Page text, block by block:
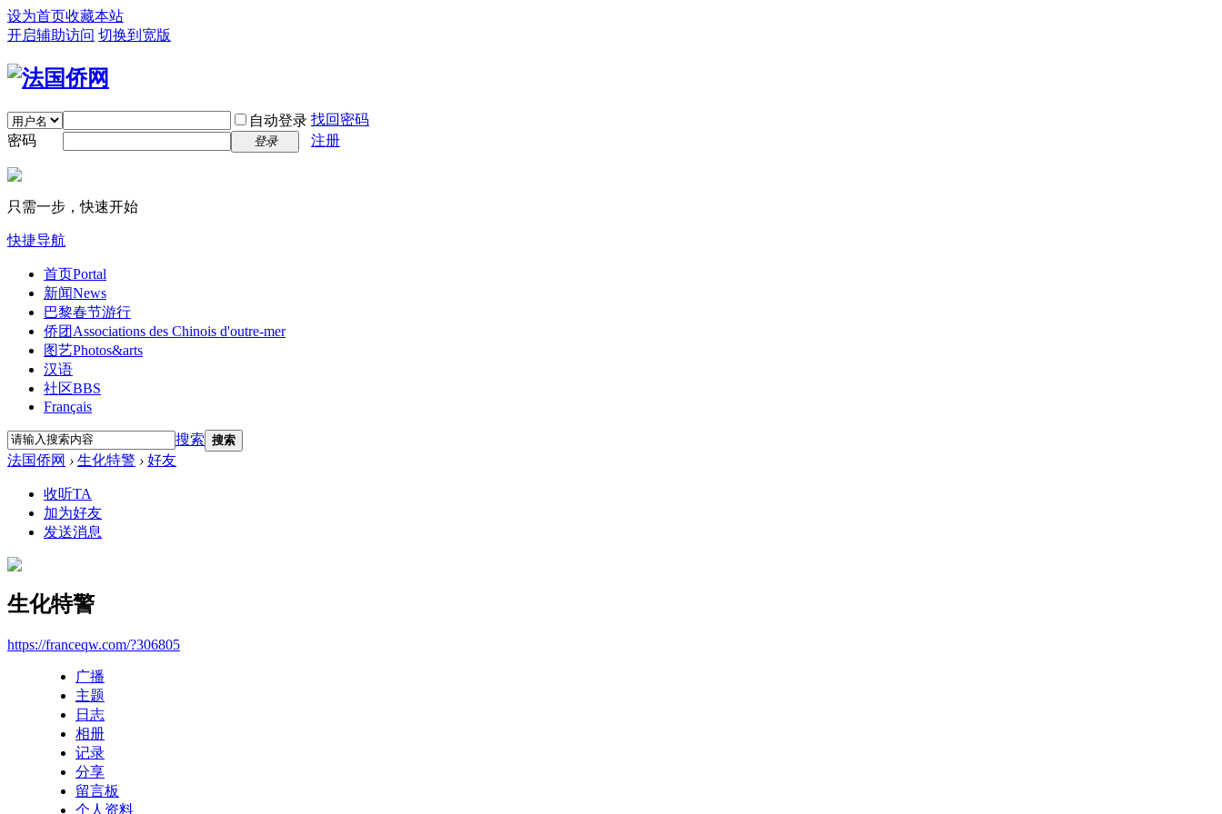
设为首页收藏本站
开启辅助访问 切换到宽版
自动登录 找回密码
密码
登录 注册
只需一步，快速开始
快捷导航
首页Portal
新闻News
巴黎春节游行
侨团 Associations des Chinois d'outre-mer
图艺Photos&arts
汉语
社区BBS
Français
搜索 搜索
法国侨网 › 生化特警 › 好友
收听TA
加为好友
发送消息
生化特警
https://franceqw.com/?306805
广播
主题
日志
相册
记录
分享
留言板
个人资料